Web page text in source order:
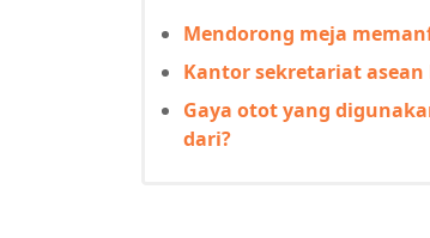
Mendorong meja
Kantor sekretariat asean
Gaya otot yang
dari?